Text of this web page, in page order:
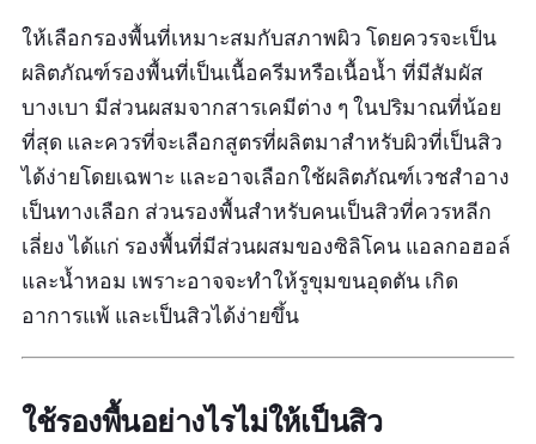
ให้เลือกรองพื้นที่เหมาะสมกับสภาพผิว โดยควรจะเป็น
ผลิตภัณฑ์รองพื้นที่เป็นเนื้อครีมหรือเนื้อน้ำ ที่มีสัมผัส
บางเบา มีส่วนผสมจากสารเคมีต่าง ๆ ในปริมาณที่น้อย
ที่สุด และควรที่จะเลือกสูตรที่ผลิตมาสำหรับผิวที่เป็นสิว
ได้ง่ายโดยเฉพาะ และอาจเลือกใช้ผลิตภัณฑ์เวชสำอาง
เป็นทางเลือก ส่วนรองพื้นสำหรับคนเป็นสิวที่ควรหลีก
เลี่ยง ได้แก่ รองพื้นที่มีส่วนผสมของซิลิโคน แอลกอฮอล์
และน้ำหอม เพราะอาจจะทำให้รูขุมขนอุดตัน เกิด
อาการแพ้ และเป็นสิวได้ง่ายขึ้น
ใช้รองพื้นอย่างไรไม่ให้เป็นสิว